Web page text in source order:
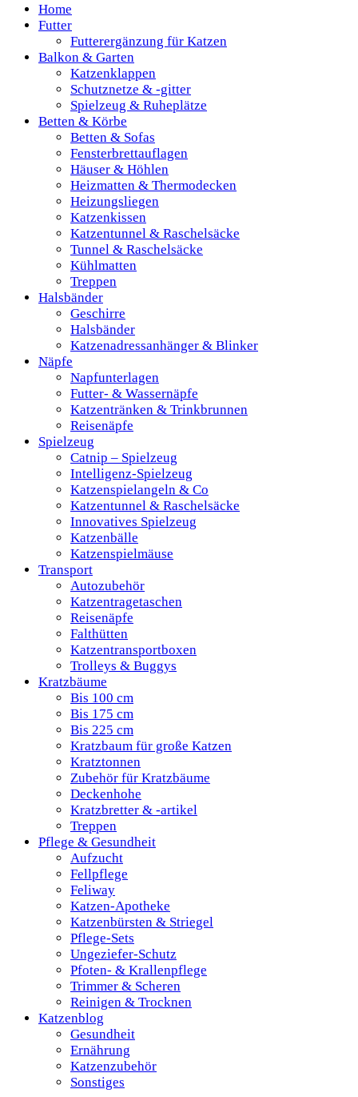
Home
Futter
Futterergänzung für Katzen
Balkon & Garten
Katzenklappen
Schutznetze & -gitter
Spielzeug & Ruheplätze
Betten & Körbe
Betten & Sofas
Fensterbrettauflagen
Häuser & Höhlen
Heizmatten & Thermodecken
Heizungsliegen
Katzenkissen
Katzentunnel & Raschelsäcke
Tunnel & Raschelsäcke
Kühlmatten
Treppen
Halsbänder
Geschirre
Halsbänder
Katzenadressanhänger & Blinker
Näpfe
Napfunterlagen
Futter- & Wassernäpfe
Katzentränken & Trinkbrunnen
Reisenäpfe
Spielzeug
Catnip – Spielzeug
Intelligenz-Spielzeug
Katzenspielangeln & Co
Katzentunnel & Raschelsäcke
Innovatives Spielzeug
Katzenbälle
Katzenspielmäuse
Transport
Autozubehör
Katzentragetaschen
Reisenäpfe
Falthütten
Katzentransportboxen
Trolleys & Buggys
Kratzbäume
Bis 100 cm
Bis 175 cm
Bis 225 cm
Kratzbaum für große Katzen
Kratztonnen
Zubehör für Kratzbäume
Deckenhohe
Kratzbretter & -artikel
Treppen
Pflege & Gesundheit
Aufzucht
Fellpflege
Feliway
Katzen-Apotheke
Katzenbürsten & Striegel
Pflege-Sets
Ungeziefer-Schutz
Pfoten- & Krallenpflege
Trimmer & Scheren
Reinigen & Trocknen
Katzenblog
Gesundheit
Ernährung
Katzenzubehör
Sonstiges